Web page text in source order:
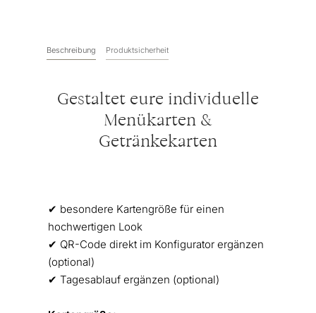
Beschreibung Produktsicherheit
Gestaltet eure individuelle
Menükarten &
Getränkekarten
✔︎ besondere Kartengröße für einen
hochwertigen Look
✔︎ QR-Code direkt im Konfigurator ergänzen
(optional)
✔︎ Tagesablauf ergänzen (optional)